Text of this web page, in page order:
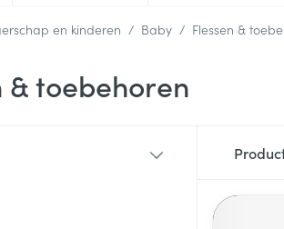
en kinderen / Baby / Flessen &
& toebehoren